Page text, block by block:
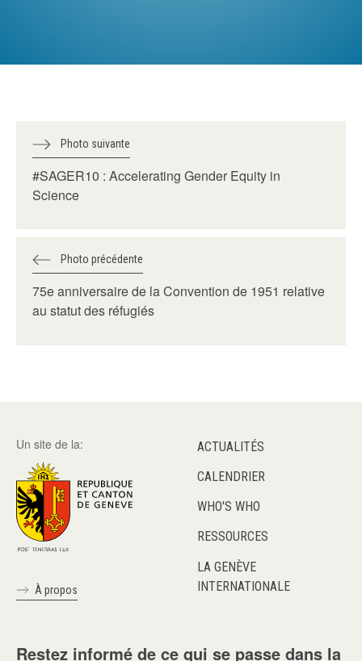
Photo suivante
#SAGER10 : Accelerating Gender Equity in
Science
Photo précédente
75e anniversaire de la Convention de 1951 relative
au statut des réfugiés
Un site de la:
À propos
ACTUALITÉS
CALENDRIER
WHO'S WHO
RESSOURCES
LA GENÈVE
INTERNATIONALE
Restez informé de ce qui se passe dans la